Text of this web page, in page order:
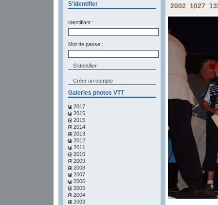
S'identifier
Identifiant :
Mot de passe :
Créer un compte
Galeries photos VTT
2017
2016
2015
2014
2013
2012
2011
2010
2009
2008
2007
2006
2005
2004
2003